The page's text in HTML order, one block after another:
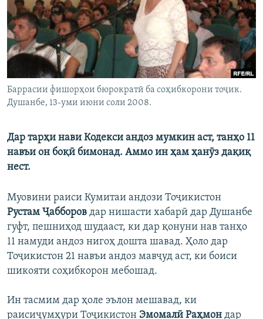
ГУЗОРИШҲОИ РАДИОӢ
Русский
ПАЙГИРӢ КУНЕД
Ҳамаи сомонаҳои RFE/RL
Баррасии фишорҳои бюрократӣ ба соҳибкорони тоҷик.
Душанбе, 13-уми июни соли 2008.
Дар тарҳи нави Кодекси андоз мумкин аст, танҳо 11
навъи он боқӣ бимонад. Аммо ин ҳам ҳанӯз дақиқ
нест.
Муовини раиси Кумитаи андози Тоҷикистон
Рустам Ҷабборов дар нишасти хабарӣ дар Душанбе
гуфт, пешниҳод шудааст, ки дар қонуни нав танҳо
11 намуди андоз нигоҳ дошта шавад. Ҳоло дар
Тоҷикистон 21 навъи андоз мавҷуд аст, ки боиси
шикояти соҳибкорон мебошад.
Ин тасмим дар ҳоле эълон мешавад, ки
раисиҷумҳури Тоҷикистон Эмомалӣ Раҳмон дар